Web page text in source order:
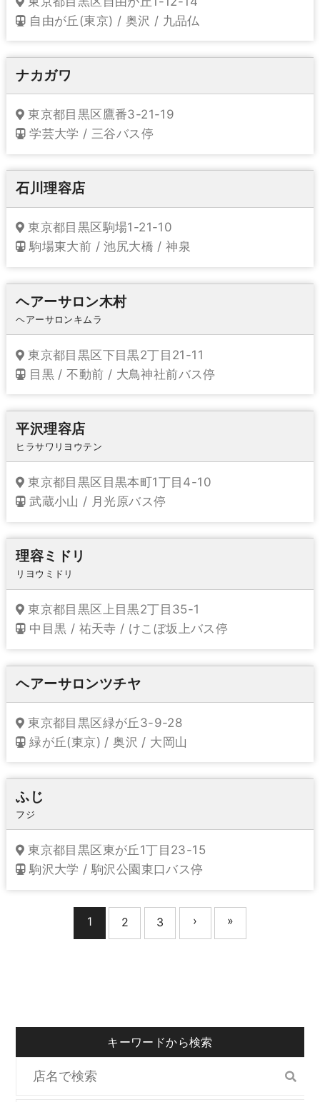
自由が丘(東京) / 奥沢 / 九品仏
ナカガワ
東京都目黒区鷹番3-21-19
学芸大学 / 三谷バス停
石川理容店
東京都目黒区駒場1-21-10
駒場東大前 / 池尻大橋 / 神泉
ヘアーサロン木村
ヘアーサロンキムラ
東京都目黒区下目黒2丁目21-11
目黒 / 不動前 / 大鳥神社前バス停
平沢理容店
ヒラサワリヨウテン
東京都目黒区目黒本町1丁目4-10
武蔵小山 / 月光原バス停
理容ミドリ
リヨウミドリ
東京都目黒区上目黒2丁目35-1
中目黒 / 祐天寺 / けこぼ坂上バス停
ヘアーサロンツチヤ
東京都目黒区緑が丘3-9-28
緑が丘(東京) / 奥沢 / 大岡山
ふじ
フジ
東京都目黒区東が丘1丁目23-15
駒沢大学 / 駒沢公園東口バス停
1 2 3 › »
キーワードから検索